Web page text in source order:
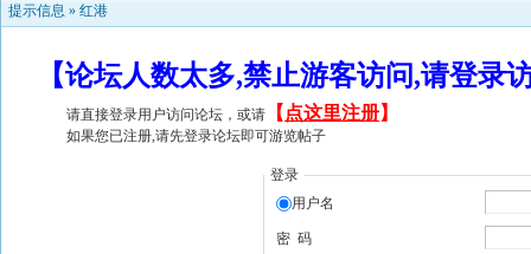
提示信息 » 红港
【论坛人数太多,禁止游客访问,请登
请直接登录用户访问论坛，或请 【 点这里注册】
如果您已注册,请先登录论坛即可游览帖子
登录
用户名
密 码